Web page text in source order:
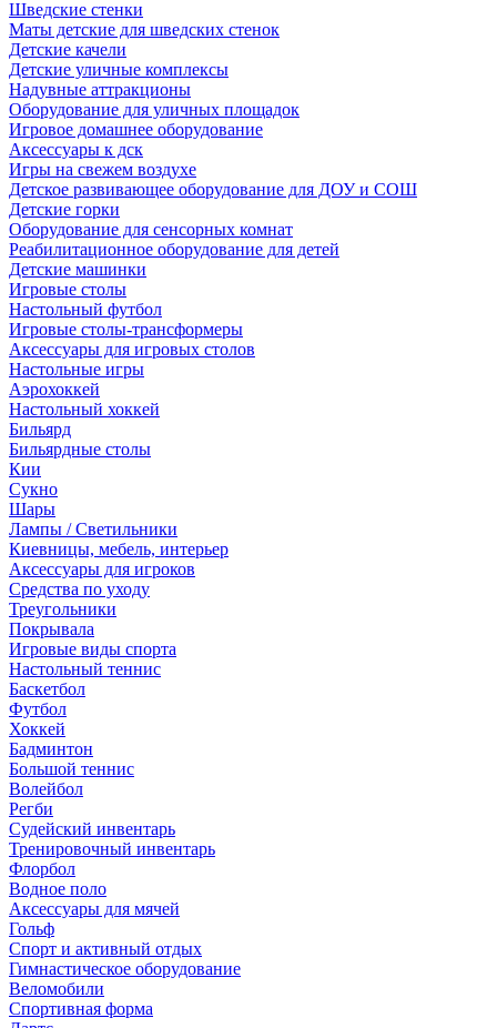
Шведские стенки
Маты детские для шведских стенок
Детские качели
Детские уличные комплексы
Надувные аттракционы
Оборудование для уличных площадок
Игровое домашнее оборудование
Аксессуары к дск
Игры на свежем воздухе
Детское развивающее оборудование для ДОУ и СОШ
Детские горки
Оборудование для сенсорных комнат
Реабилитационное оборудование для детей
Детские машинки
Игровые столы
Настольный футбол
Игровые столы-трансформеры
Аксессуары для игровых столов
Настольные игры
Аэрохоккей
Настольный хоккей
Бильярд
Бильярдные столы
Кии
Сукно
Шары
Лампы / Светильники
Киевницы, мебель, интерьер
Аксессуары для игроков
Средства по уходу
Треугольники
Покрывала
Игровые виды спорта
Настольный теннис
Баскетбол
Футбол
Хоккей
Бадминтон
Большой теннис
Волейбол
Регби
Судейский инвентарь
Тренировочный инвентарь
Флорбол
Водное поло
Аксессуары для мячей
Гольф
Спорт и активный отдых
Гимнастическое оборудование
Веломобили
Спортивная форма